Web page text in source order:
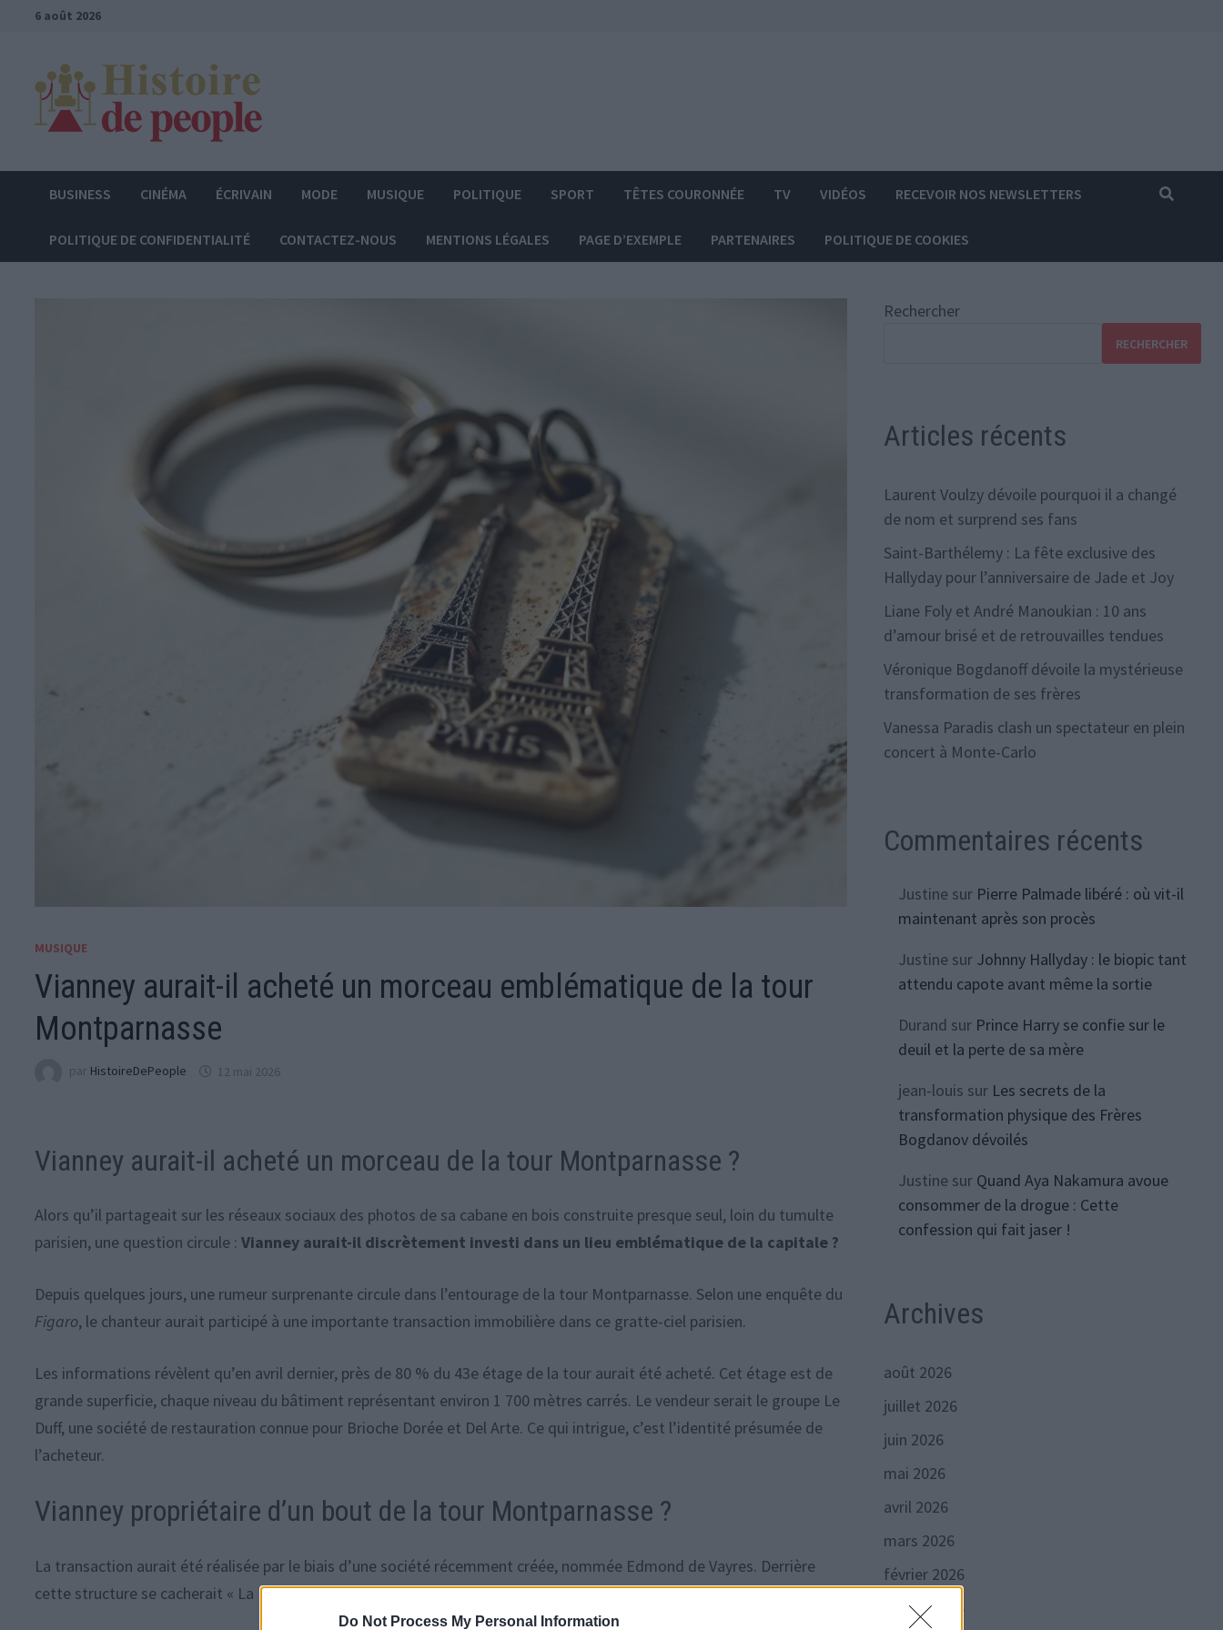
Do Not Process My Personal Information
Passer6 août 2026
BUSINESS CINÉMA ÉCRIVAIN MODE MUSIQUE POLITIQUE SPORT TÊTES COURONNÉE TV VIDÉOS RECEVOIR NOS NEWSLETTERS
POLITIQUE DE CONFIDENTIALITÉ CONTACTEZ-NOUS MENTIONS LÉGALES PAGE D’EXEMPLE PARTENAIRES POLITIQUE DE COOKIES
MUSIQUE
Vianney aurait-il acheté un morceau emblématique de la tour
Montparnasse
par HistoireDePeople 12 mai 2026
Vianney aurait-il acheté un morceau de la tour Montparnasse ?
Alors qu’il partageait sur les réseaux sociaux des photos de sa cabane en bois construite presque seul, loin du tumulte
parisien, une question circule :Vianney aurait-il discrètement investi dans un lieu emblématique de la capitale ?
Depuis quelques jours, une rumeur surprenante circule dans l’entourage de la tour Montparnasse. Selon une enquête du
Figaro, le chanteur aurait participé à une importante transaction immobilière dans ce gratte-ciel parisien.
Les informations révèlent qu’en avril dernier, près de 80 % du 43e étage de la tour aurait été acheté. Cet étage est de
grande superficie, chaque niveau du bâtiment représentant environ 1 700 mètres carrés. Le vendeur serait le groupe Le
Duff, une société de restauration connue pour Brioche Dorée et Del Arte. Ce qui intrigue, c’est l’identité présumée de
l’acheteur.
Vianney propriétaire d’un bout de la tour Montparnasse ?
La transaction aurait été réalisée par le biais d’une société récemment créée, nommée Edmond de Vayres. Derrière
cette structure se cacherait « La Maison Bleue », une société détenue en totalité par Vianney lui-même.
Rechercher
RECHERCHER
Articles récents
Laurent Voulzy dévoile pourquoi il a changé
de nom et surprend ses fans
Saint-Barthélemy : La fête exclusive des
Hallyday pour l’anniversaire de Jade et Joy
Liane Foly et André Manoukian : 10 ans
d’amour brisé et de retrouvailles tendues
Véronique Bogdanoff dévoile la mystérieuse
transformation de ses frères
Vanessa Paradis clash un spectateur en plein
concert à Monte-Carlo
Commentaires récents
Justinesur Pierre Palmade libéré : où vit-il
maintenant après son procès
Justinesur Johnny Hallyday : le biopic tant
attendu capote avant même la sortie
Durand sur Prince Harry se confie sur le
deuil et la perte de sa mère
jean-louis sur Les secrets de la
transformation physique des Frères
Bogdanov dévoilés
Justinesur Quand Aya Nakamura avoue
consommer de la drogue : Cette
confession qui fait jaser !
Archives
août 2026
juillet 2026
juin 2026
mai 2026
avril 2026
mars 2026
février 2026
janvier 2026